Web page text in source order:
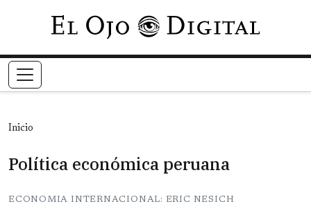
Pasar al contenido principal
Inicio
Política económica peruana
ECONOMIA INTERNACIONAL: ERIC NESICH